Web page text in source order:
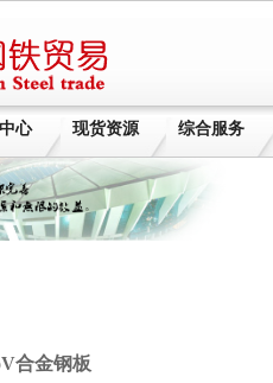
心 现货资源 综合服务
合金钢板